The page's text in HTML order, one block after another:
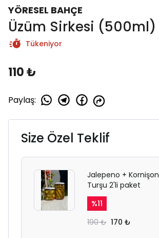
YÖRESEL BAHÇE
Üzüm Sirkesi (500ml)
Tükeniyor
110 ₺
Paylaş:
Size Özel Teklif
Jalepeno + Kornişon
Turşu 2'li paket
%11
190 ₺ 170 ₺